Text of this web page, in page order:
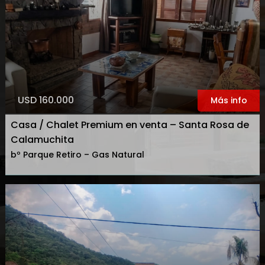
Más info
USD 160.000
Casa / Chalet Premium en venta – Santa Rosa de
Calamuchita
bº Parque Retiro – Gas Natural